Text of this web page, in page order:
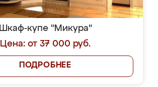
Шкаф-купе "Микура"
Цена: от 37 000 руб.
ПОДРОБНЕЕ